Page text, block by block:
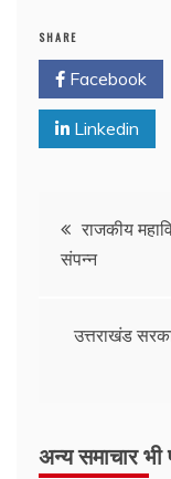
SHARE
Facebook
Linkedin
राजकीय
संपन्न
उत्तराखंड
अन्य समाचार भी